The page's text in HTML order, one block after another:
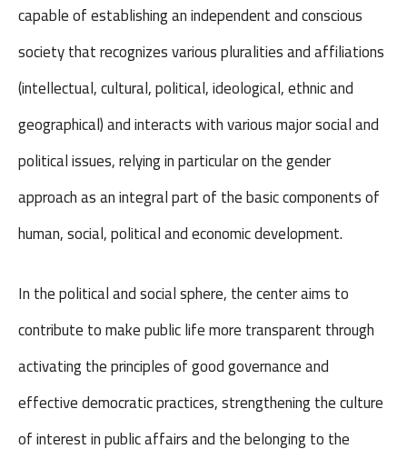
capable of establishing an independent and conscious
society that recognizes various pluralities and affiliations
(intellectual, cultural, political, ideological, ethnic and
geographical) and interacts with various major social and
political issues, relying in particular on the gender
approach as an integral part of the basic components of
human, social, political and economic development.
In the political and social sphere, the center aims to
contribute to make public life more transparent through
activating the principles of good governance and
effective democratic practices, strengthening the culture
of interest in public affairs and the belonging to the